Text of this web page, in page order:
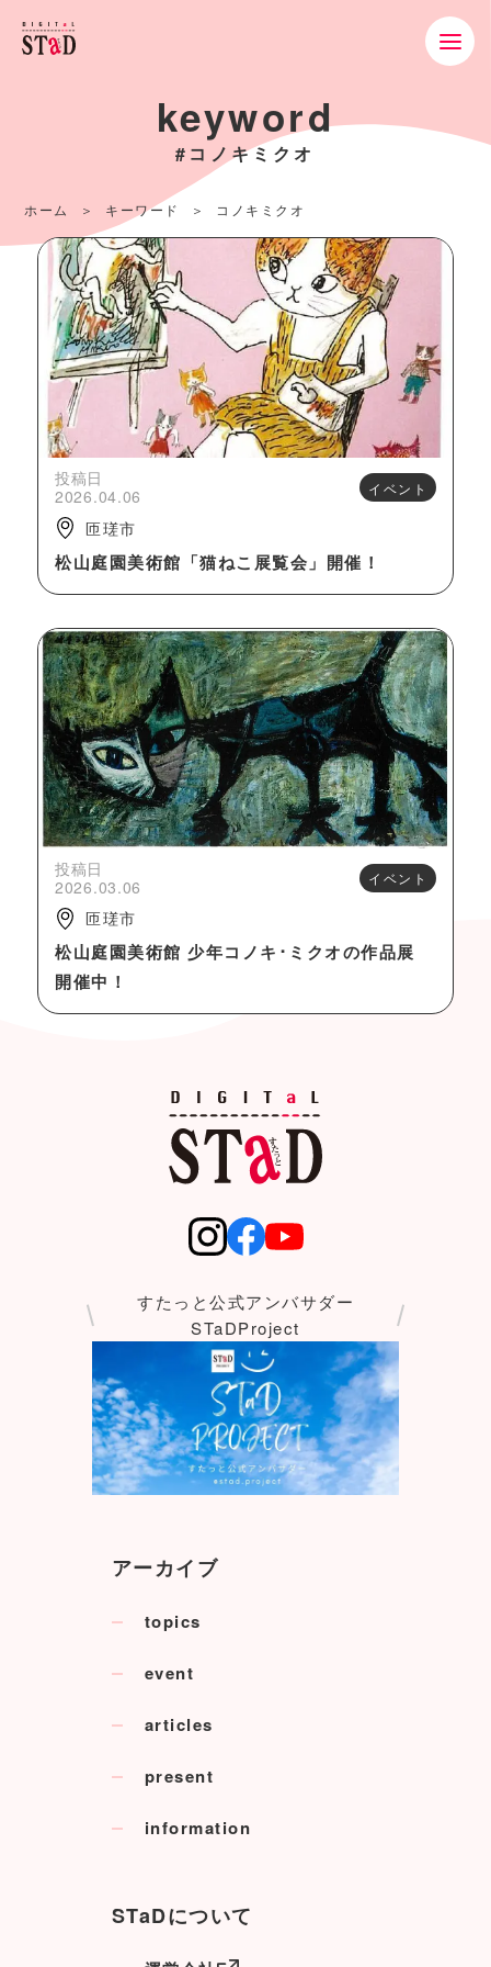
keyword
#コノキミクオ
ホーム キーワード コノキミクオ
投稿日
2026.04.06
イベント
匝瑳市
松山庭園美術館「猫ねこ展覧会」開催！
投稿日
2026.03.06
イベント
匝瑳市
松山庭園美術館 少年コノキ･ミクオの作品展
開催中！
すたっと公式アンバサダー
STaDProject
アーカイブ
topics
event
articles
present
information
STaDについて